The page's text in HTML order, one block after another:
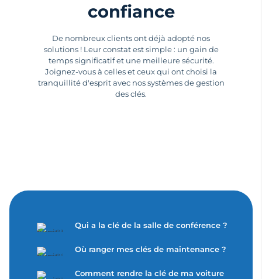
confiance
De nombreux clients ont déjà adopté nos
solutions ! Leur constat est simple : un gain de
temps significatif et une meilleure sécurité.
Joignez-vous à celles et ceux qui ont choisi la
tranquillité d'esprit avec nos systèmes de gestion
des clés.
Qui a la clé de la salle de conférence ?
Où ranger mes clés de maintenance ?
Comment rendre la clé de ma voiture